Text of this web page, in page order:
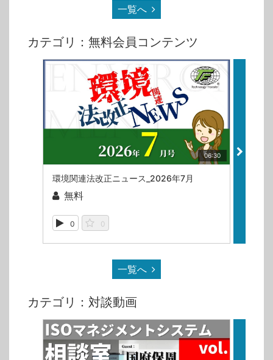
一覧へ
カテゴリ：無料会員コンテンツ
06:30
環境関連法改正ニュース_2026年7月
無料
0 0
一覧へ
カテゴリ：対談動画